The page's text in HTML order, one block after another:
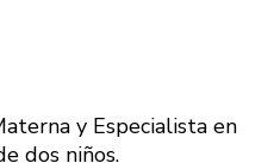
y Especialista en
dos niños.